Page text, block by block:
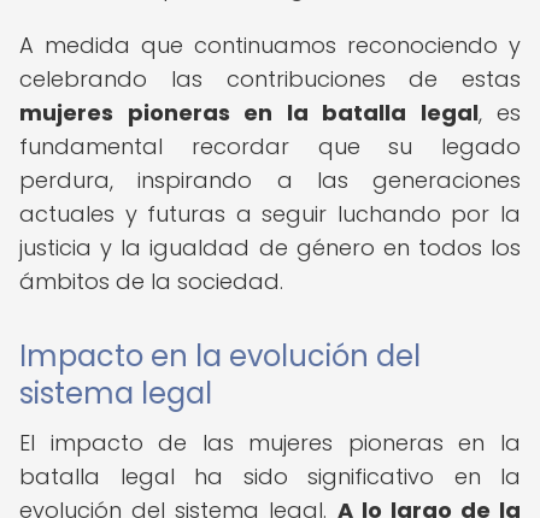
A medida que continuamos reconociendo y
celebrando las contribuciones de estas
mujeres pioneras en la batalla legal, es
fundamental recordar que su legado
perdura, inspirando a las generaciones
actuales y futuras a seguir luchando por la
justicia y la igualdad de género en todos los
ámbitos de la sociedad.
Impacto en la evolución del
sistema legal
El impacto de las mujeres pioneras en la
batalla legal ha sido significativo en la
evolución del sistema legal. A lo largo de la